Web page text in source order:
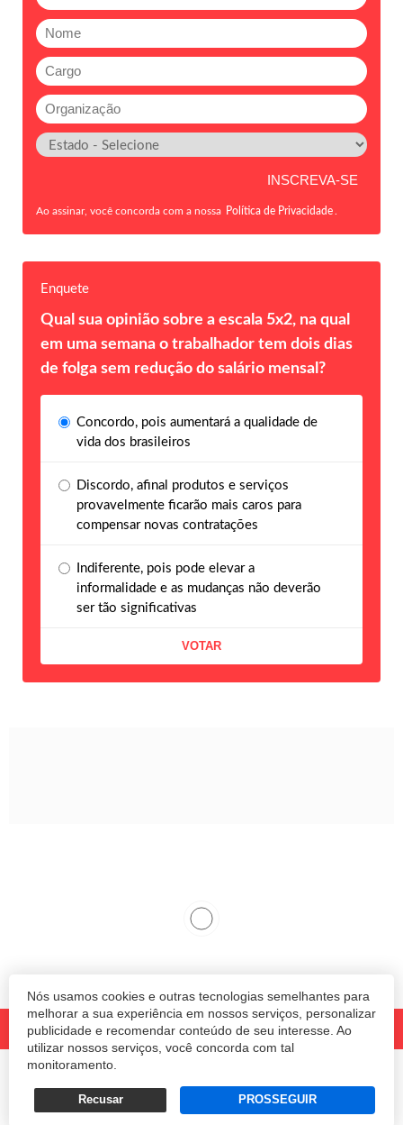
Nós usamos cookies e outras tecnologias semelhantes para
melhorar a sua experiência em nossos serviços, personalizar
publicidade e recomendar conteúdo de seu interesse. Ao
utilizar nossos serviços, você concorda com tal
monitoramento.
Recusar PROSSEGUIR
Ao assinar, você concorda com a nossa Política de Privacidade.
Enquete
Qual sua opinião sobre a escala 5x2, na qual
em uma semana o trabalhador tem dois dias
de folga sem redução do salário mensal?
Concordo, pois aumentará a qualidade de
vida dos brasileiros
Discordo, afinal produtos e serviços
provavelmente ficarão mais caros para
compensar novas contratações
Indiferente, pois pode elevar a
informalidade e as mudanças não deverão
ser tão significativas
Termos e Políticas de Uso Privacidade